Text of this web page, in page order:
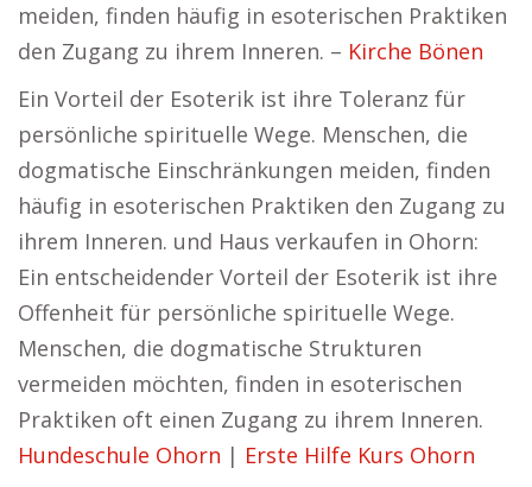
meiden, finden häufig in esoterischen Praktiken
den Zugang zu ihrem Inneren. – Kirche Bönen
Ein Vorteil der Esoterik ist ihre Toleranz für
persönliche spirituelle Wege. Menschen, die
dogmatische Einschränkungen meiden, finden
häufig in esoterischen Praktiken den Zugang zu
ihrem Inneren. und Haus verkaufen in Ohorn:
Ein entscheidender Vorteil der Esoterik ist ihre
Offenheit für persönliche spirituelle Wege.
Menschen, die dogmatische Strukturen
vermeiden möchten, finden in esoterischen
Praktiken oft einen Zugang zu ihrem Inneren.
Hundeschule Ohorn | Erste Hilfe Kurs Ohorn